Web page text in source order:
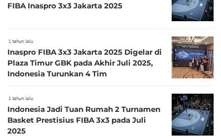
FIBA Inaspro 3x3 Jakarta 2025
1 tahun lalu
Inaspro FIBA 3x3 Jakarta 2025 Digelar di
Plaza Timur GBK pada Akhir Juli 2025,
Indonesia Turunkan 4 Tim
1 tahun lalu
Indonesia Jadi Tuan Rumah 2 Turnamen
Basket Prestisius FIBA 3x3 pada Juli
2025